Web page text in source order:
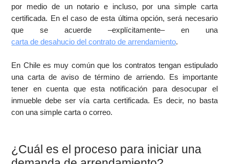
por medio de un notario e incluso, por una simple carta
certificada. En el caso de esta última opción, será necesario
que se acuerde –explícitamente– en una
carta de desahucio del contrato de arrendamiento.
En Chile es muy común que los contratos tengan estipulado
una carta de aviso de término de arriendo. Es importante
tener en cuenta que esta notificación para desocupar el
inmueble debe ser vía carta certificada. Es decir, no basta
con una simple carta o correo.
¿Cuál es el proceso para iniciar una